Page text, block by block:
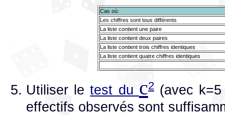
Cas où:
Les chiffres sont tous différents
La liste contient une paire
La liste contient deux paires
La liste contient trois chiffres identiques
La liste contient quatre chiffres identiques
Utiliser letest du c2(avec k=5
effectifs observés sont